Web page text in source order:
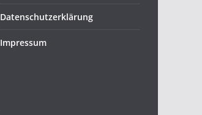
Datenschutzerklärung
Impressum